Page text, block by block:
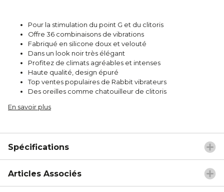
Pour la stimulation du point G et du clitoris
Offre 36 combinaisons de vibrations
Fabriqué en silicone doux et velouté
Dans un look noir très élégant
Profitez de climats agréables et intenses
Haute qualité, design épuré
Top ventes populaires de Rabbit vibrateurs
Des oreilles comme chatouilleur de clitoris
En savoir plus
Spécifications
Articles Associés